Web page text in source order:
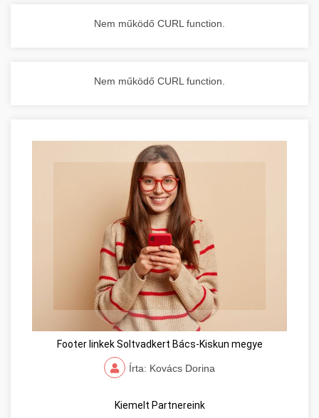
Nem működő CURL function.
Nem működő CURL function.
Footer linkek Soltvadkert Bács-Kiskun megye
Írta: Kovács Dorina
Kiemelt Partnereink